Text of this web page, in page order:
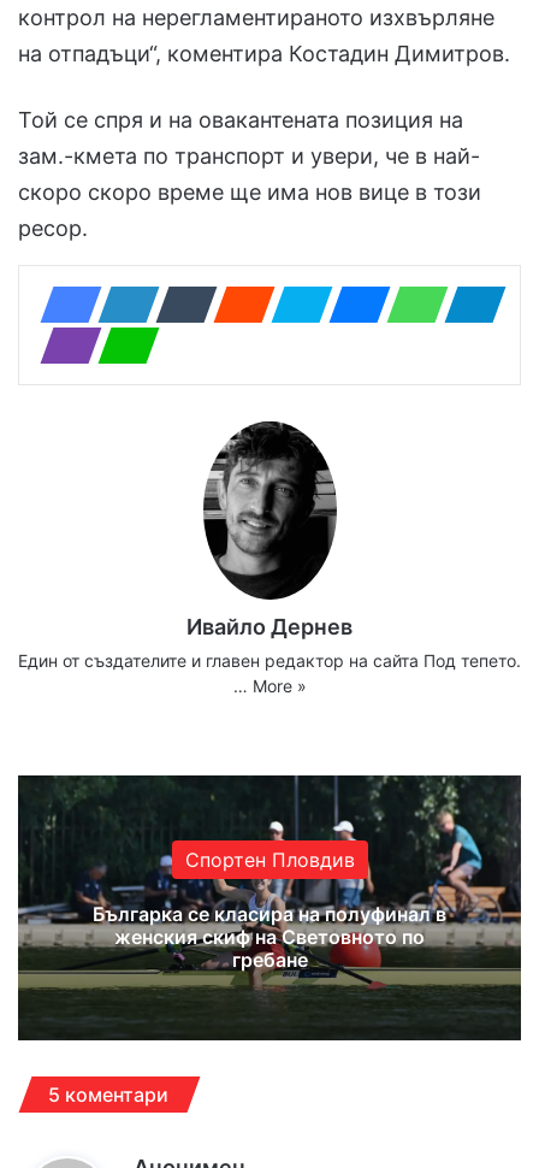
контрол на нерегламентираното изхвърляне
на отпадъци“, коментира Костадин Димитров.
Той се спря и на овакантената позиция на
зам.-кмета по транспорт и увери, че в най-
скоро скоро време ще има нов вице в този
ресор.
Ивайло Дернев
Един от създателите и главен редактор на сайта Под тепето.
… More »
Спортен Пловдив
Българка се класира на полуфинал в
женския скиф на Световното по
гребане
5 коментари